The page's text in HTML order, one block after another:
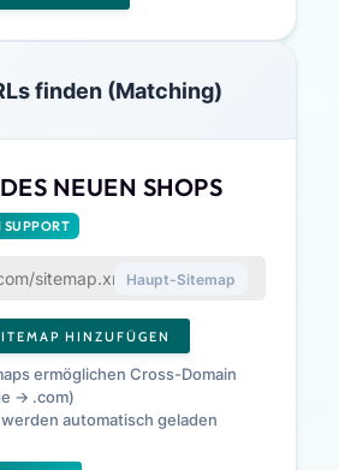
finden (Matching)
NEUEN SHOPS
Haupt-Sitemap
HINZUFÜGEN
ermöglichen Cross-Domain
→ .com)
automatisch geladen